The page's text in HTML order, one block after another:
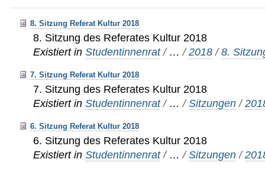
8. Sitzung Referat Kultur 2018
8. Sitzung des Referates Kultur 2018
Existiert in Studentinnenrat / …/2018 /8.
7. Sitzung Referat Kultur 2018
7. Sitzung des Referates Kultur 2018
Existiert in Studentinnenrat / …/Sitzungen /
6. Sitzung Referat Kultur 2018
6. Sitzung des Referates Kultur 2018
Existiert in Studentinnenrat / …/Sitzungen /